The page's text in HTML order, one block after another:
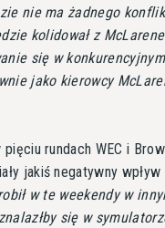
nie ma żadnego
kolidował z
się w
jako kierowcy
rundach WEC i
jakiś negatywny wpływ
w te weekendy w
się w